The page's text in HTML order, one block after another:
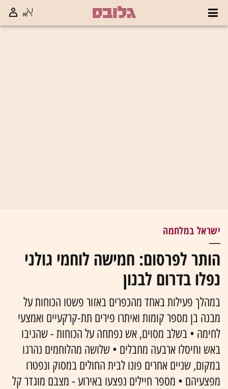
ישראל במלחמה
הותר לפרסום: חמישה לוחמי גולני
נפלו בדרום לבנון
במהלך פעילות באחד מהכפרים באזור פשטו הכוחות על
מבנה בן מספר קומות ואיתרו פירים תת-קרקעיים ואמצעי
לחימה • בשלב מסוים, אש נפתחה על הכוחות - שהגיבו
באש וחיסלו ארבעה מחבלים • שלושה מהלוחמים נהרגו
במקום, שניים אחרים פונו לבית החולים במסוק ונפטרו
מפצעיהם • מספר חיילים נפצעו באירוע - מצבם מוגדר קל